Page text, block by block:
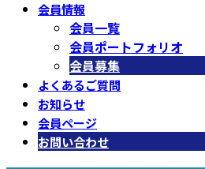
会員情報
会員一覧
会員ポートフォリオ
会員募集
よくあるご質問
お知らせ
会員ページ
お問い合わせ